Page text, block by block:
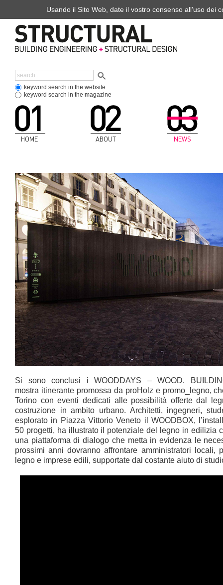
keyword search in the website
keyword search in the magazine
HOME ABOUT NEWS
Si sono conclusi i WOODDAYS – WOOD.
mostra itinerante promossa da proHolz e promo_legno,
Torino con eventi dedicati alle possibilità offerte dal
costruzione in ambito urbano. Architetti, ingegneri,
esplorato in Piazza Vittorio Veneto il WOODBOX,
50 progetti, ha illustrato il potenziale del legno in edilizia
una piattaforma di dialogo che metta in evidenza le
prossimi anni dovranno affrontare amministratori locali,
legno e imprese edili, supportate dal costante aiuto di
Usando il Sito Web, date il vostro consenso all'uso